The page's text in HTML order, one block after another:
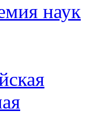
наук